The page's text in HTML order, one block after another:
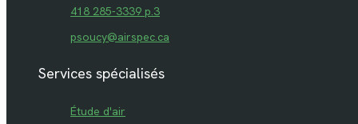
418 285-3339 p.3
psoucy@airspec.ca
Services spécialisés
Étude d'air